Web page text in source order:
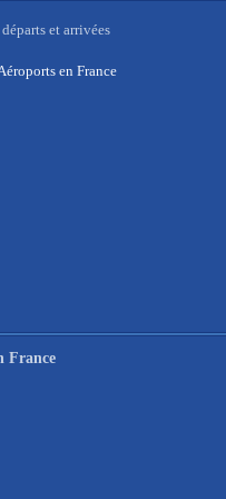
départs et arrivées
en France
France